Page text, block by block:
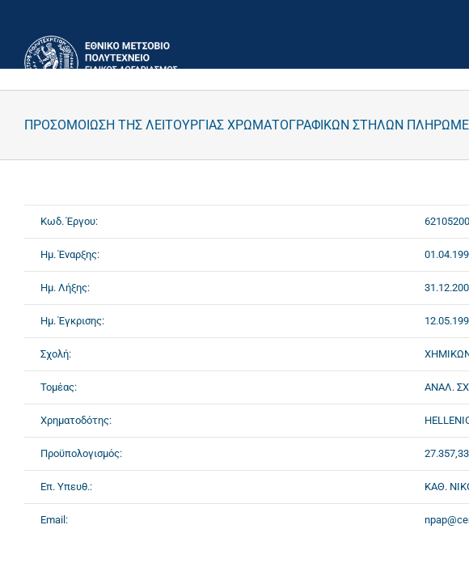
περιεχόμενο
ΠΡΟΣΟΜOΙΩΣΗ ΤΗΣ ΛΕΙΤΟΥΡΓΙΑΣ ΧΡΩΜΑΤΟΓΡΑΦΙΚΩΝ ΣΤΗΛΩΝ
Κωδ. Έργου: 62105200
Ημ. Έναρξης:
Ημ. Λήξης:
Ημ. Έγκρισης:
Σχολή:
Τομέας: ΑΝΑΛ.
Χρηματοδότης:
Προϋπολογισμός:
Επ. Υπευθ.: ΚΑΘ.
Email: